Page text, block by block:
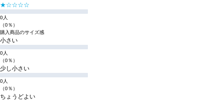
★☆☆☆☆
0人
（0％）
購入商品のサイズ感
小さい
0人
（0％）
少し小さい
0人
（0％）
ちょうどよい